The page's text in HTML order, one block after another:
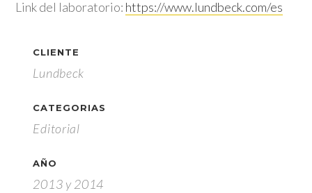
Link del laboratorio: https://www.lundbeck.com/es
CLIENTE
Lundbeck
CATEGORIAS
Editorial
AÑO
2013 y 2014